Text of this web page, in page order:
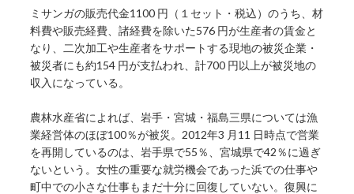
ミサンガの販売代金1100 円（１セット・税込）のうち、材
料費や販売経費、諸経費を除いた576 円が生産者の賃金と
なり、二次加工や生産者をサポートする現地の被災企業・
被災者にも約154 円が支払われ、計700 円以上が被災地の
収入になっている。
農林水産省によれば、岩手・宮城・福島三県については漁
業経営体のほぼ100％が被災。2012年3 月11 日時点で営業
を再開しているのは、岩手県で55％、宮城県で42％に過ぎ
ないという。女性の重要な就労機会であった浜での仕事や
町中での小さな仕事もまだ十分に回復していない。復興に